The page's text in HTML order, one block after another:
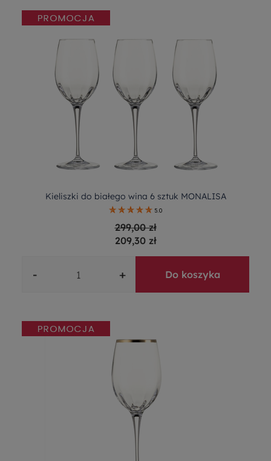
Kieliszki do białego wina 6 sztuk MONALISA
5.0
299,00 zł
209,30 zł
- + Do koszyka